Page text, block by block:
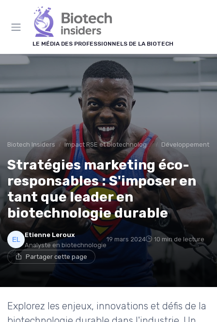
LE MÉDIA DES PROFESSIONNELS DE LA BIOTECH
Biotech Insiders Impact RSE et biotechnologies Développement
Stratégies marketing éco-
responsables : S'imposer en
tant que leader en
biotechnologie durable
Etienne Leroux
Analyste en biotechnologie
19 mars 2024 10 min de lecture
Partager cette page
Explorez les enjeux, innovations et défis de la
Panneau de gestion des cookies